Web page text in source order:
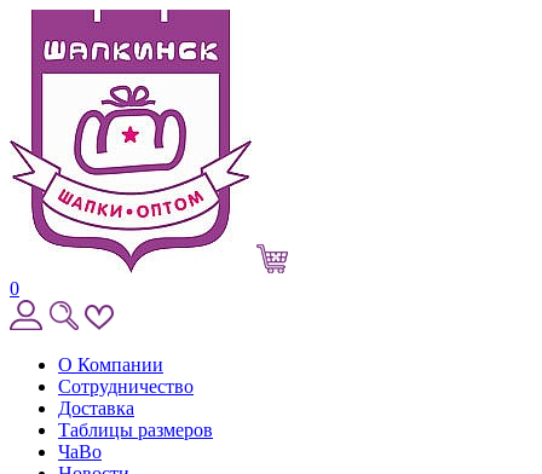
0
О Компании
Сотрудничество
Доставка
Таблицы размеров
ЧаВо